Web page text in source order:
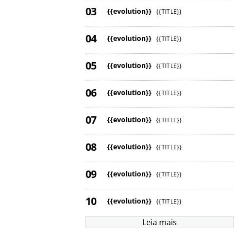
{{evolution}} {{TITLE}}
{{evolution}} {{TITLE}}
{{evolution}} {{TITLE}}
{{evolution}} {{TITLE}}
{{evolution}} {{TITLE}}
{{evolution}} {{TITLE}}
{{evolution}} {{TITLE}}
{{evolution}} {{TITLE}}
Leia mais